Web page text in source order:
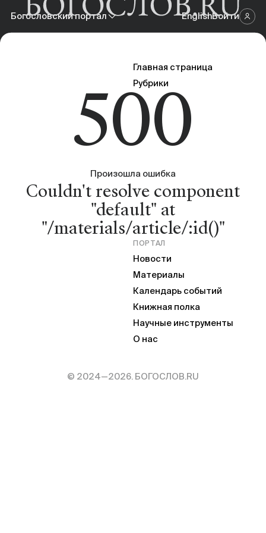
Богословский портал
Онлайн-площадка
EnglishВойти
Главная страница
Рубрики
500
Произошла ошибка
Couldn't resolve component
"default" at
"/materials/article/:id()"
ПОРТАЛ
Новости
Материалы
Календарь событий
Книжная полка
Научные инструменты
О нас
© 2024—2026. БОГОСЛОВ.RU